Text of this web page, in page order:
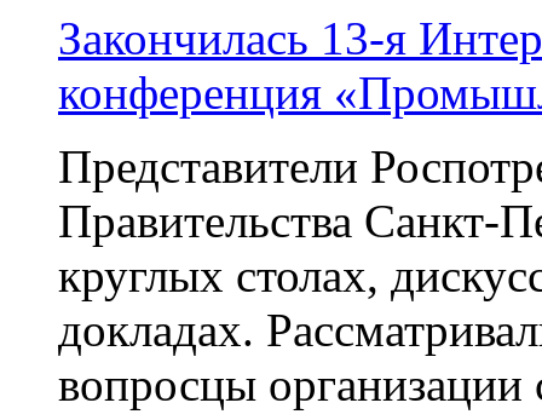
Закончилась 13-я
конференция
Представители
Правительства Санкт-
круглых столах,
докладах.
вопросцы организации